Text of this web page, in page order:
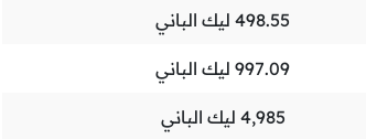
498.55 ليك الباني
997.09 ليك الباني
4,985 ليك الباني